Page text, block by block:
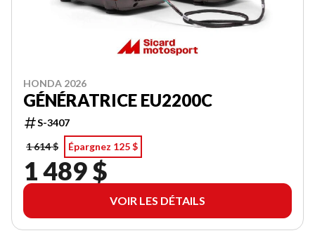
HONDA 2026
GÉNÉRATRICE EU2200C
S-3407
1 614 $
Épargnez 125 $
1 489 $
VOIR LES DÉTAILS